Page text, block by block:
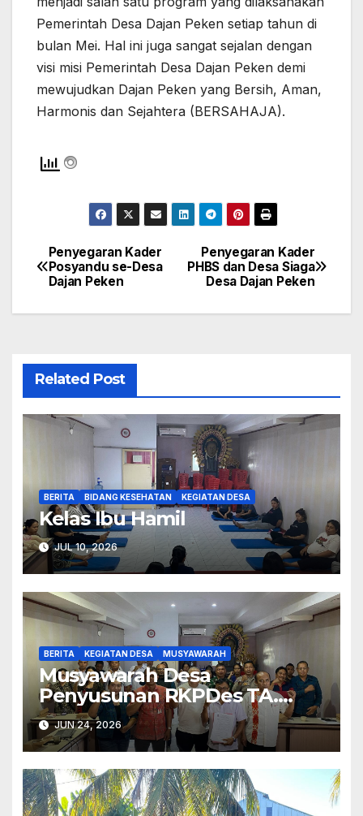
Pemerintah Desa Dajan Peken setiap tahun di
bulan Mei. Hal ini juga sangat sejalan dengan
visi misi Pemerintah Desa Dajan Peken demi
mewujudkan Dajan Peken yang Bersih, Aman,
Harmonis dan Sejahtera (BERSAHAJA).
Navigasi
pos
Penyegaran Kader
PHBS dan Desa Siaga
Desa Dajan Peken
Penyegaran Kader
Posyandu se-Desa
Dajan Peken
Related Post
BERITA BIDANG KESEHATAN KEGIATAN DESA
Kelas Ibu Hamil
JUL 10, 2026
BERITA KEGIATAN DESA MUSYAWARAH
Musyawarah Desa
Penyusunan RKPDes TA.
2027.
JUN 24, 2026